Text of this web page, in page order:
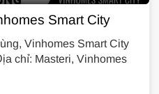
Smart City
Vinhomes Smart City
chỉ: Masteri, Vinhomes